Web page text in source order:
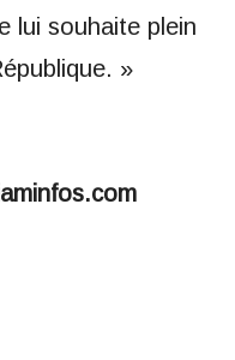
lui souhaite plein
»